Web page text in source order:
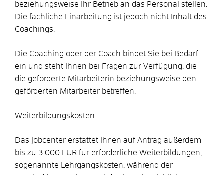
beziehungsweise Ihr Betrieb an das Personal stellen.
Die fachliche Einarbeitung ist jedoch nicht Inhalt des
Coachings.
Die Coaching oder der Coach bindet Sie bei Bedarf
ein und steht Ihnen bei Fragen zur Verfügung, die
die geförderte Mitarbeiterin beziehungsweise den
geförderten Mitarbeiter betreffen.
Weiterbildungskosten
Das Jobcenter erstattet Ihnen auf Antrag außerdem
bis zu 3.000 EUR für erforderliche Weiterbildungen,
sogenannte Lehrgangskosten, während der